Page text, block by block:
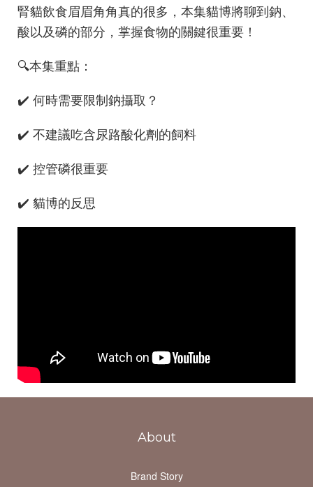
腎貓飲食眉眉角角真的很多，本集貓博將聊到鈉、
酸以及磷的部分，掌握食物的關鍵很重要！
🔍️本集重點：
✔️ 何時需要限制鈉攝取？
✔️ 不建議吃含尿路酸化劑的飼料
✔️ 控管磷很重要
✔️ 貓博的反思⠀
About
Brand Story